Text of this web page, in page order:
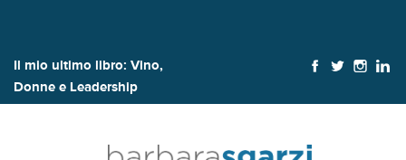
Il mio ultimo libro: Vino,
Donne e Leadership